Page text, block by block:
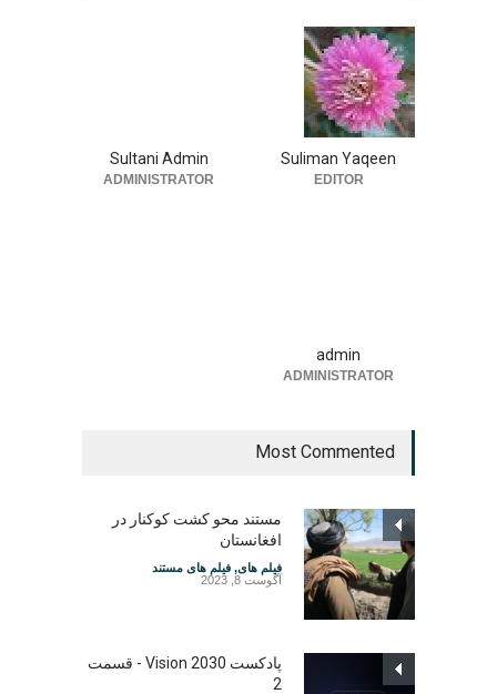
Suliman Yaqeen
EDITOR
Sultani Admin
ADMINISTRATOR
admin
ADMINISTRATOR
Most Commented
مستند محو کشت کوکنار در
افغانستان
فیلم های, فیلم های مستند
آگوست 8, 2023
پادکست Vision 2030 - قسمت
2